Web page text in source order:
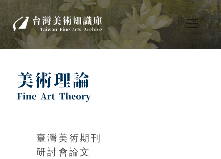
臺灣美術期刊
研討會論文